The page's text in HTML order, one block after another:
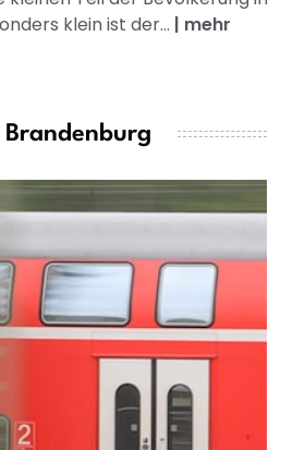
klein ist der... | mehr